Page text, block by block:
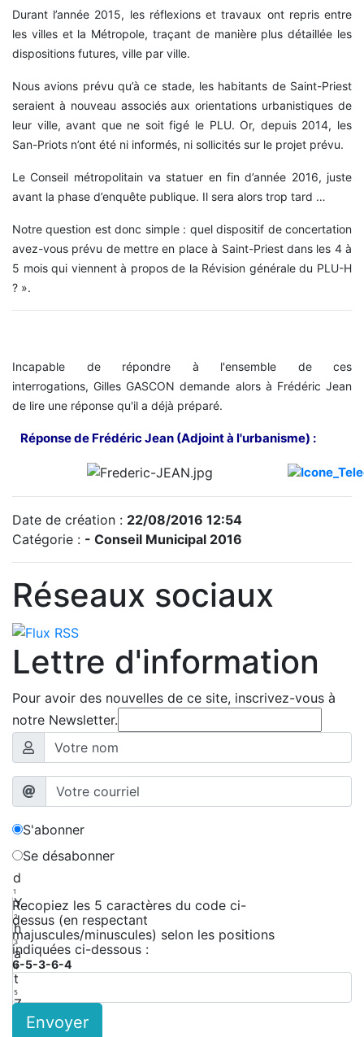
Durant l’année 2015, les réflexions et travaux ont repris entre
les villes et la Métropole, traçant de manière plus détaillée les
dispositions futures, ville par ville.
Nous avions prévu qu’à ce stade, les habitants de Saint-Priest
seraient à nouveau associés aux orientations urbanistiques de
leur ville, avant que ne soit figé le PLU. Or, depuis 2014, les
San-Priots n’ont été ni informés, ni sollicités sur le projet prévu.
Le Conseil métropolitain va statuer en fin d’année 2016, juste
avant la phase d’enquête publique. Il sera alors trop tard …
Notre question est donc simple : quel dispositif de concertation
avez-vous prévu de mettre en place à Saint-Priest dans les 4 à
5 mois qui viennent à propos de la Révision générale du PLU-H
? ».
Incapable de répondre à l'ensemble de ces
interrogations, Gilles GASCON demande alors à Frédéric Jean
de lire une réponse qu'il a déjà préparé.
Réponse de Frédéric Jean (Adjoint à l'urbanisme) :
Date de création : 22/08/2016 12:54
Catégorie : - Conseil Municipal 2016
Réseaux sociaux
Lettre d'information
Pour avoir des nouvelles de ce site, inscrivez-vous à
notre Newsletter.
S'abonner
Se désabonner
d
1
Y
2
h
3
a
4
t
5
Z
Recopiez les 5 caractères du code ci-
dessus (en respectant
majuscules/minuscules) selon les positions
indiquées ci-dessous :
6-5-3-6-4
Envoyer